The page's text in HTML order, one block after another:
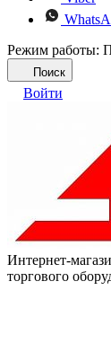
Режим работы:
Поиск
Войти
Интернет-
торгового